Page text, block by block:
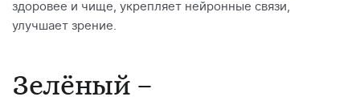
здоровее и чище, укрепляет нейронные связи,
улучшает зрение.
Зелёный –